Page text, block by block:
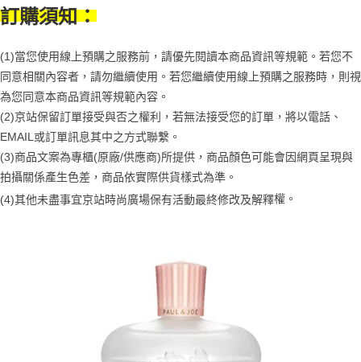
成交易。
3.實際核准額度、可分期數及費用金額請依後續交易確認頁面所載為準。
消。如遇「轉專審核」未通過狀況，表示未達大哥付你分期系統評分，恕無
法說明評估內容。
1.分期款項不併入電信帳單，「大哥付你分期」於每月結算日後寄送繳費提
醒簡訊。
2.透過簡訊連結打開帳單後，可選擇「超商條碼／台灣大直營門市／銀行轉
帳／街口支付／iPASS MONEY」等通路繳費。
【注意事項】
用戶於交易時，得透過本服務購買商品或服務，並由商店將買賣／分期付款
由本公司與您本人進行分期帳單所需資料之確認、核對及更正。
3.完整用戶服務條款，請詳閱以下連結：
https://oppay.tw/userRule
【關於「AFTEE先享後付」】
AFTEE先享後付是「在收到商品之後才付款」的支付方式。 讓您購物簡單
１．簡單：不需註冊會員、不需綁卡、不需儲值。
２．便利：只要手機號碼，簡訊認證，即可結帳。
３．安心：先確認商品／服務後，再付款。
１．於結帳方式選擇「AFTEE先享後付」後，將跳轉至「AFTEE先享後付」
結帳頁面，進行簡訊認證並確認金額後，即可完成結帳。
２．訂單成立數日內，您將收到繳費通知簡訊。
３．收到繳費通知簡訊後14天內，點擊此簡訊中的連結，可透過四大超商／
ATM／網路銀行／等多元方式進行付款，方視為交易完成。
※ 請注意：結帳手續完成當下不需立刻繳費，但若您需要取消訂單，請聯絡
https://netprotections.freshdesk.com/support/home
１．透過由恩沛科技股份有限公司提供之「AFTEE先享後付」服務完成之交
易，需依本服務之必要範圍內提供個人資料，並將交易相關給付款項請求債
權轉讓予恩沛科技股份有限公司。
２．關於個人資料處理事宜，請瀏覽以下網址：
ATM付款
運送方式
付款後全家取貨
每筆NT$70，滿NT$899(含以上)免運費
付款後7-11取貨
每筆NT$70，滿NT$899(含以上)免運費
每筆NT$100，滿NT$1,000(含以上)免運費
請自備購物袋，若需購買紙袋可現場詢問
訂購須知：
(1)當您使用線上預購之服務前，請優先閱讀本商品資訊等規範。若您不
同意相關內容者，請勿繼續使用。若您繼續使用線上預購之服務時，則視
為您同意本商品資訊等規範內容。
(2)京站保留訂單接受與否之權利，若無法接受您的訂單，將以電話、
EMAIL或訂單訊息其中之方式聯繫。
(3)商品文案為專櫃(原廠/供應商)所提供，商品顏色可能會因網頁呈現與
拍攝關係產生色差，商品依實際供貨樣式為準。
(4)其他未盡事宜京站時尚廣場保有活動最終修改及解釋權。